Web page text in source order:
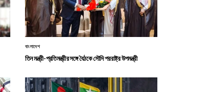
বাংলাদেশ
তিন মন্ত্রী-প্রতিমন্ত্রীর সঙ্গে বৈঠকে সৌদি পররাষ্ট্র উপমন্ত্রী